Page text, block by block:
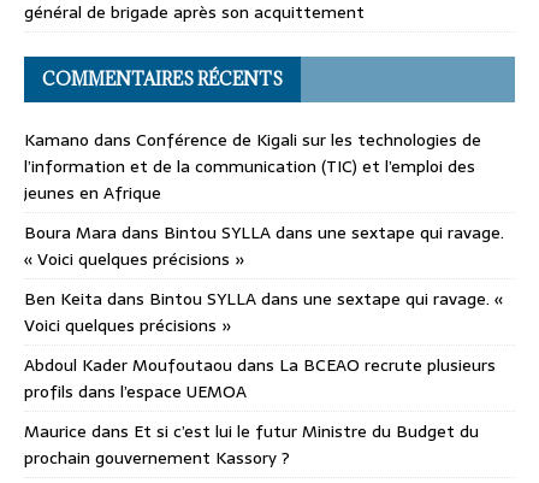
général de brigade après son acquittement
COMMENTAIRES RÉCENTS
Kamano dans Conférence de Kigali sur les technologies de
l’information et de la communication (TIC) et l’emploi des
jeunes en Afrique
Boura Mara dans Bintou SYLLA dans une sextape qui ravage.
« Voici quelques précisions »
Ben Keita dans Bintou SYLLA dans une sextape qui ravage. «
Voici quelques précisions »
Abdoul Kader Moufoutaou dans La BCEAO recrute plusieurs
profils dans l’espace UEMOA
Maurice dans Et si c’est lui le futur Ministre du Budget du
prochain gouvernement Kassory ?